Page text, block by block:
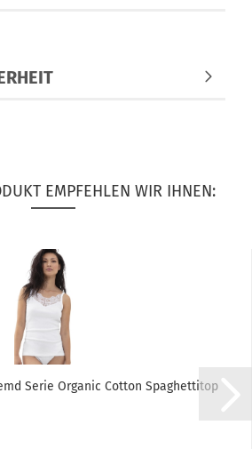
EMPFEHLEN WIR IHNEN:
Serie Organic Cotton Spaghettitop